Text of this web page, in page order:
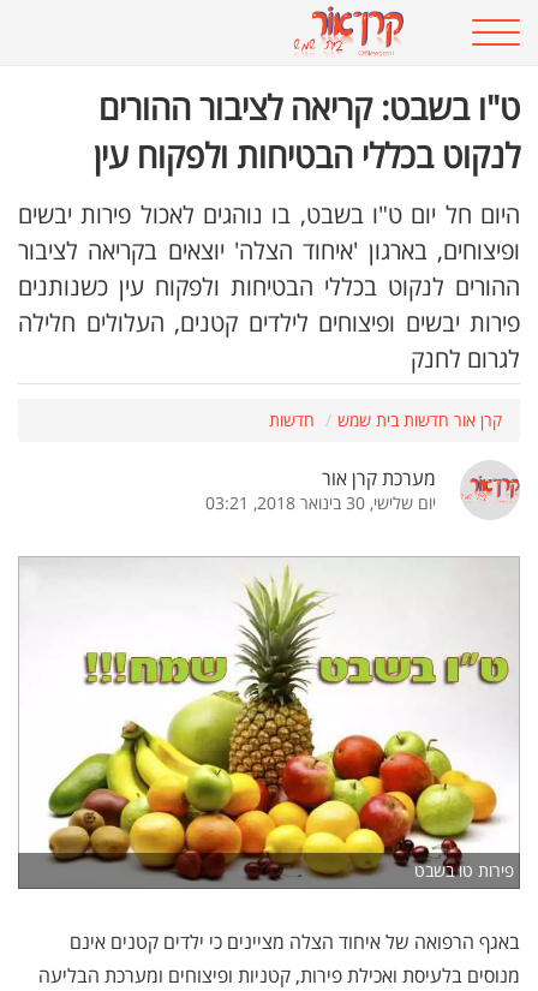
ט"ו בשבט: קריאה לציבור ההורים
לנקוט בכללי הבטיחות ולפקוח עין
היום חל יום ט"ו בשבט, בו נוהגים לאכול פירות יבשים
ופיצוחים, בארגון 'איחוד הצלה' יוצאים בקריאה לציבור
ההורים לנקוט בכללי הבטיחות ולפקוח עין כשנותנים
פירות יבשים ופיצוחים לילדים קטנים, העלולים חלילה
לגרום לחנק
קרן אור חדשות בית שמש חדשות
מערכת קרן אור
יום שלישי, 30 בינואר 2018, 03:21
פירות טו בשבט
באגף הרפואה של איחוד הצלה מציינים כי ילדים קטנים אינם
מנוסים בלעיסת ואכילת פירות, קטניות ופיצוחים ומערכת הבליעה